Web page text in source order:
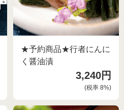
★予約商品★行者にんに
く醤油漬
3,240円
(税率 8%)